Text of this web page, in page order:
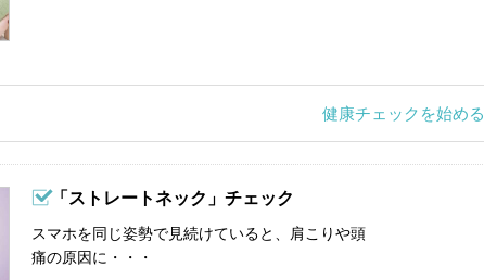
健康チェックを始める
「ストレートネック」チェック
スマホを同じ姿勢で見続けていると、肩こりや頭
痛の原因に・・・